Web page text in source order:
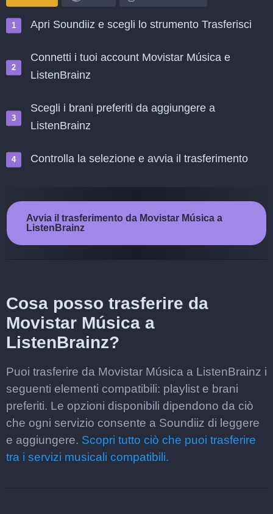
Apri Soundiiz e scegli lo strumento Trasferisci
Connetti i tuoi account Movistar Música e
ListenBrainz
Scegli i brani preferiti da aggiungere a
ListenBrainz
Controlla la selezione e avvia il trasferimento
Avvia il trasferimento da Movistar Música a
ListenBrainz
Cosa posso trasferire da
Movistar Música a
ListenBrainz?
Puoi trasferire da Movistar Música a ListenBrainz i
seguenti elementi compatibili: playlist e brani
preferiti. Le opzioni disponibili dipendono da ciò
che ogni servizio consente a Soundiiz di leggere
e aggiungere. Scopri tutto ciò che puoi trasferire
tra i servizi musicali compatibili.